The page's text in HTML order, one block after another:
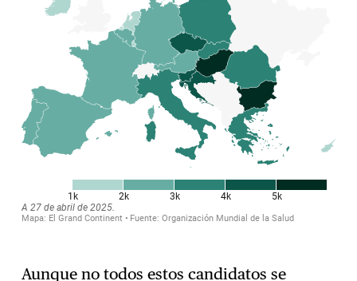
Aunque no todos estos candidatos se